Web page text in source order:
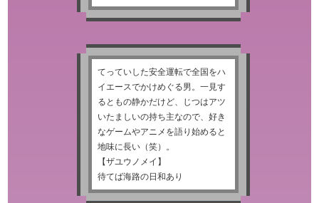
てっていした安全運転で全国をハ
イエースでかけめぐる男。一見す
るともの静かだけど、じつはアツ
いたましいの持ち主なので、好き
なゲームやアニメを語り始めると
地味に長い（笑）。
【ザユウノメイ】
待てば海路の日和あり